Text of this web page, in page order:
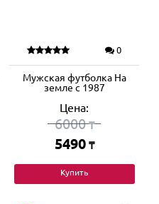
0
Мужская футболка На
земле с 1987
Цена:
6000₸
5490 ₸
Купить